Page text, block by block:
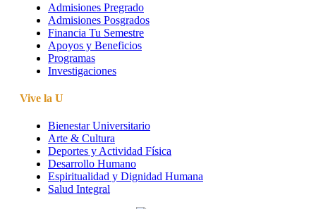
Admisiones Pregrado
Admisiones Posgrados
Financia Tu Semestre
Apoyos y Beneficios
Programas
Investigaciones
Vive la U
Bienestar Universitario
Arte & Cultura
Deportes y Actividad Física
Desarrollo Humano
Espiritualidad y Dignidad Humana
Salud Integral